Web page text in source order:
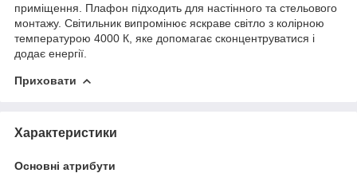
приміщення. Плафон підходить для настінного та стельового
монтажу. Світильник випромінює яскраве світло з колірною
температурою 4000 К, яке допомагає сконцентруватися і
додає енергії.
Приховати
Характеристики
Основні атрибути